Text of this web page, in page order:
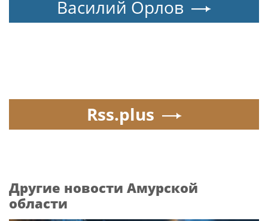
Василий Орлов
Rss.plus
Другие новости Амурской
области